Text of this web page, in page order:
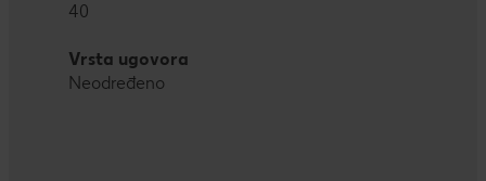
40
Vrsta ugovora
Neodređeno